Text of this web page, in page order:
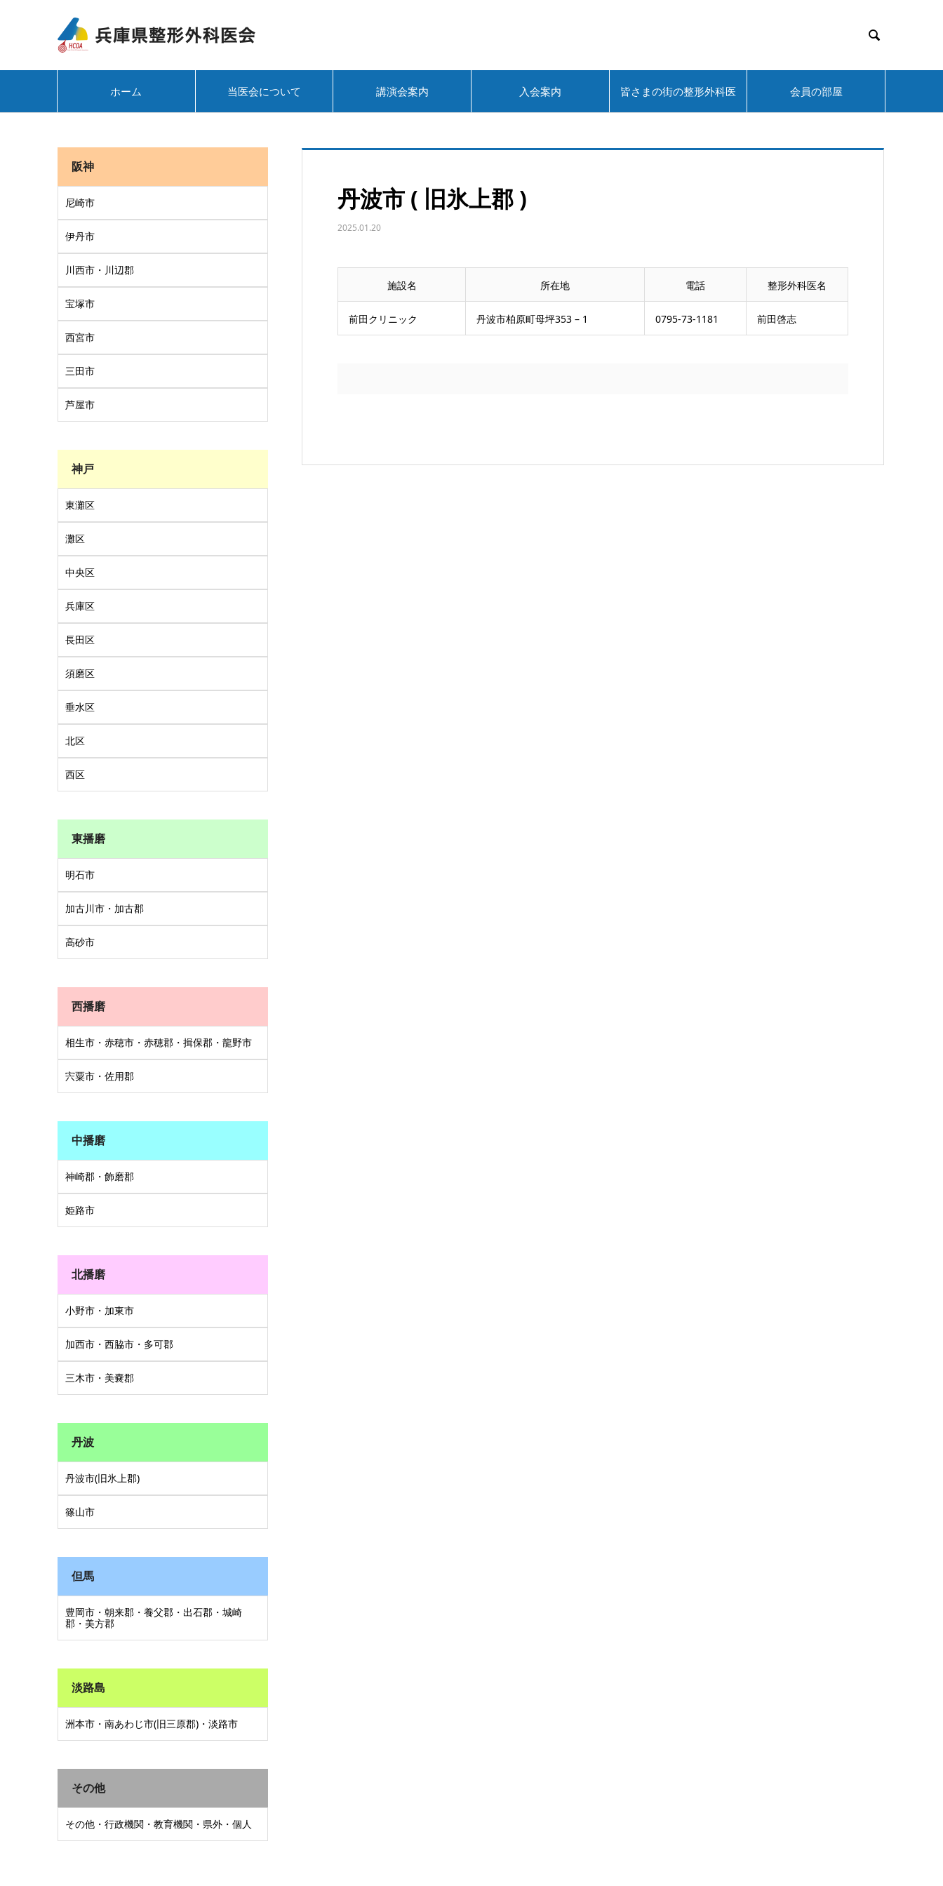

ホーム 当医会について 講演会案内 入会案内 皆さまの街の整形外科医 会員の部屋
丹波市 ( 旧氷上郡 )
2025.01.20
施設名 所在地 電話 整形外科医名
前田クリニック 丹波市柏原町母坪353 – 1 0795-73-1181 前田啓志
阪神
尼崎市
伊丹市
川西市・川辺郡
宝塚市
西宮市
三田市
芦屋市
神戸
東灘区
灘区
中央区
兵庫区
長田区
須磨区
垂水区
北区
西区
東播磨
明石市
加古川市・加古郡
高砂市
西播磨
相生市・赤穂市・赤穂郡・揖保郡・龍野市
宍粟市・佐用郡
中播磨
神崎郡・飾磨郡
姫路市
北播磨
小野市・加東市
加西市・西脇市・多可郡
三木市・美嚢郡
丹波
丹波市(旧氷上郡)
篠山市
但馬
豊岡市・朝来郡・養父郡・出石郡・城崎
郡・美方郡
淡路島
洲本市・南あわじ市(旧三原郡)・淡路市
その他
その他・行政機関・教育機関・県外・個人